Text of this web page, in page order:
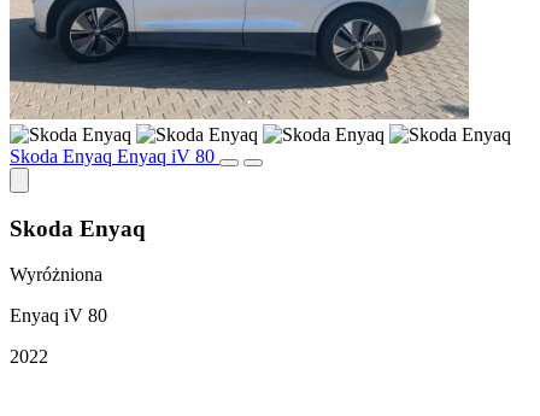
Skoda Enyaq Enyaq iV 80
Skoda Enyaq
Wyróżniona
Enyaq iV 80
2022